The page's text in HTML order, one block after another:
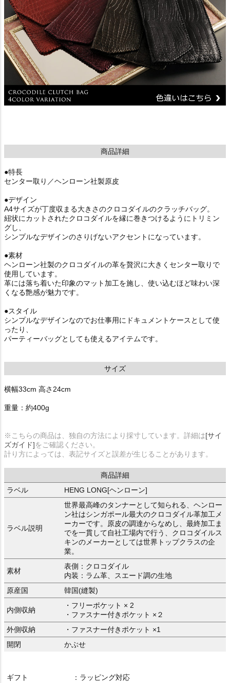
商品詳細
●特長
センター取り／ヘンローン社製原皮
●デザイン
A4サイズが丁度収まる大きさのクロコダイルのクラッチバッグ。
紐状にカットされたクロコダイルを縁に巻きつけるようにトリミン
グし、
シンプルなデザインのさりげないアクセントになっています。
●素材
ヘンローン社製のクロコダイルの革を贅沢に大きくセンター取りで
使用しています。
革には落ち着いた印象のマット加工を施し、使い込むほど味わい深
くなる艶感が魅力です。
●スタイル
シンプルなデザインなのでお仕事用にドキュメントケースとして使
ったり、
パーティーバッグとしても使えるアイテムです。
サイズ
横幅33cm 高さ24cm
重量：約400g
※こちらの商品は、独自の方法により採寸しています。詳細は[サイ
ズガイド]をご確認ください。
計り方によっては、表記サイズと誤差が生じることがあります。
商品詳細
ラベル
HENG LONG[ヘンローン]
ラベル説明
世界最高峰のタンナーとして知られる、ヘンロー
ン社はシンガポール最大のクロコダイル革加工メ
ーカーです。原皮の調達からなめし、最終加工ま
でを一貫して自社工場内で行う、クロコダイルス
キンのメーカーとしては世界トップクラスの企
業。
素材
表側：クロコダイル
内装：ラム革、スエード調の生地
原産国
韓国(縫製)
内側収納
・フリーポケット × 2
・ファスナー付きポケット ×２
外側収納
・ファスナー付きポケット ×1
開閉
かぶせ
ギフト
：ラッピング対応